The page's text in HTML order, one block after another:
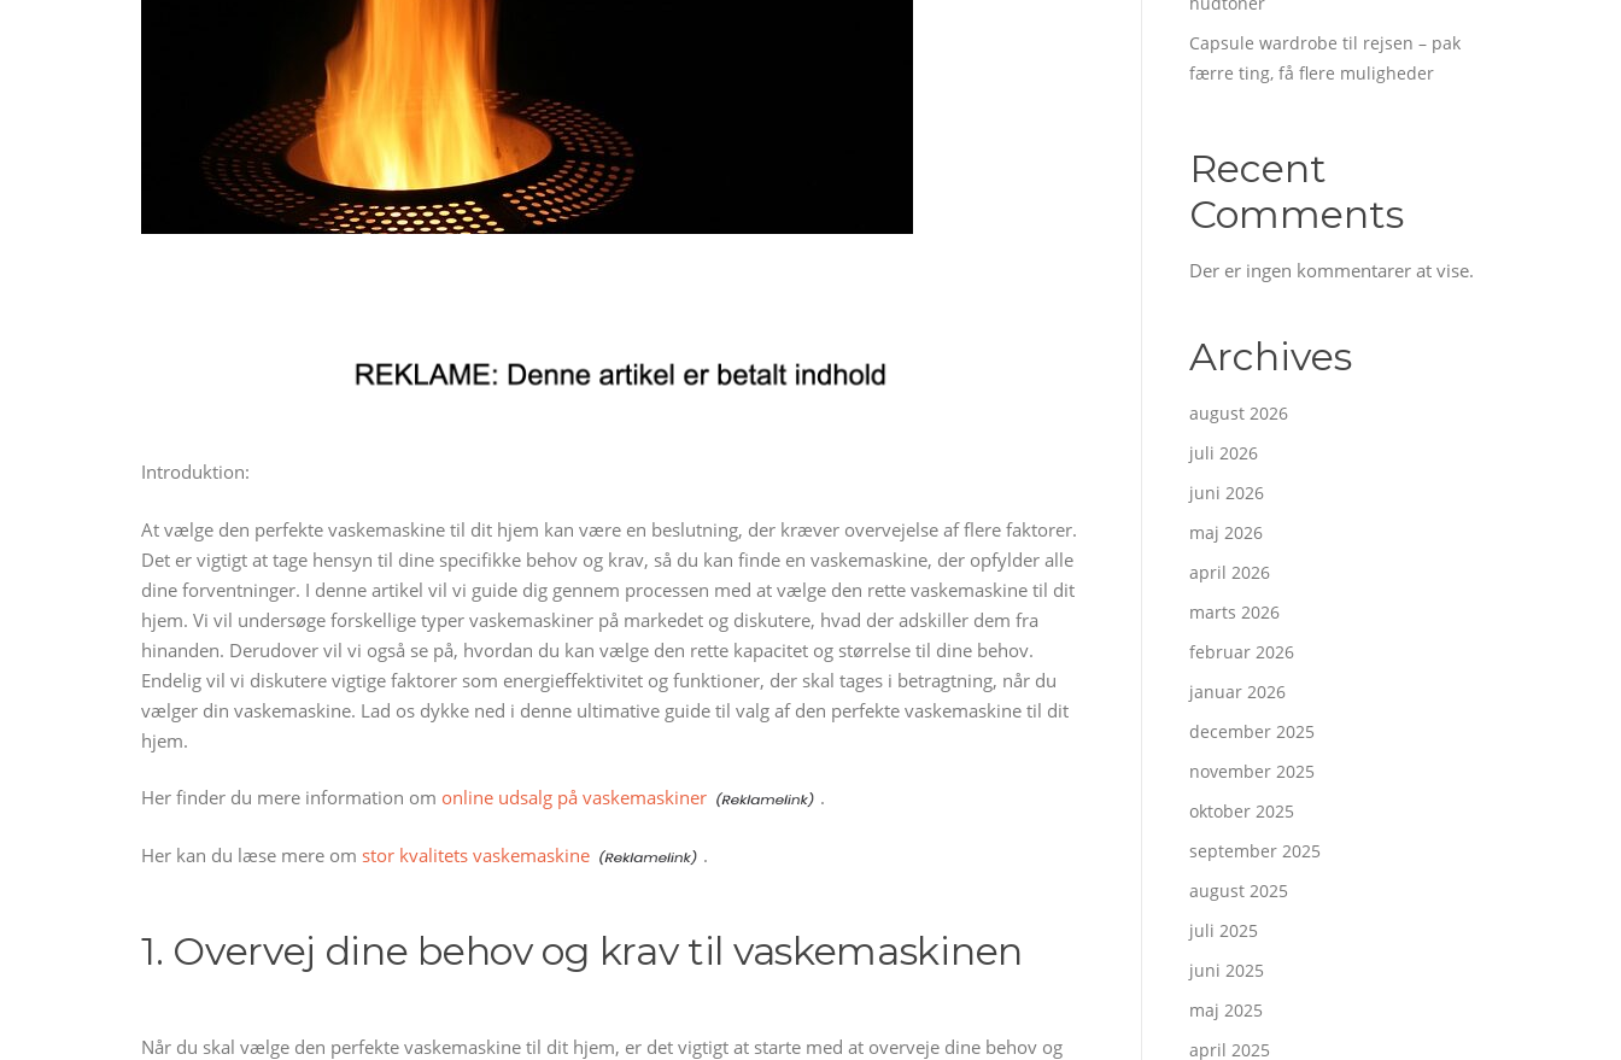
Introduktion:
At vælge den perfekte vaskemaskine til dit hjem kan være en beslutning, der kræver overvejelse af flere faktorer.
Det er vigtigt at tage hensyn til dine specifikke behov og krav, så du kan finde en vaskemaskine, der opfylder alle
dine forventninger. I denne artikel vil vi guide dig gennem processen med at vælge den rette vaskemaskine til dit
hjem. Vi vil undersøge forskellige typer vaskemaskiner på markedet og diskutere, hvad der adskiller dem fra
hinanden. Derudover vil vi også se på, hvordan du kan vælge den rette kapacitet og størrelse til dine behov.
Endelig vil vi diskutere vigtige faktorer som energieffektivitet og funktioner, der skal tages i betragtning, når du
vælger din vaskemaskine. Lad os dykke ned i denne ultimative guide til valg af den perfekte vaskemaskine til dit
hjem.
Her finder du mere information om online udsalg på vaskemaskiner .
Her kan du læse mere om stor kvalitets vaskemaskine .
1. Overvej dine behov og krav til vaskemaskinen
Når du skal vælge den perfekte vaskemaskine til dit hjem, er det vigtigt at starte med at overveje dine behov og
Capsule wardrobe til rejsen – pak
færre ting, få flere muligheder
Recent
Comments
Der er ingen kommentarer at vise.
Archives
august 2026
juli 2026
juni 2026
maj 2026
april 2026
marts 2026
februar 2026
januar 2026
december 2025
november 2025
oktober 2025
september 2025
august 2025
juli 2025
juni 2025
maj 2025
april 2025